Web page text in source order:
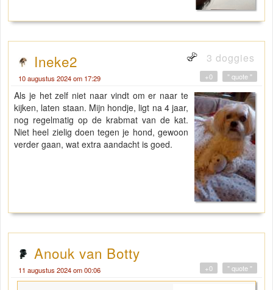
Ineke2 3 doggies
10 augustus 2024 om 17:29 " quote "
+0
Als je het zelf niet naar vindt om er naar te
kijken, laten staan. Mijn hondje, ligt na 4 jaar,
nog regelmatig op de krabmat van de kat.
Niet heel zielig doen tegen je hond, gewoon
verder gaan, wat extra aandacht is goed.
Anouk van Botty
11 augustus 2024 om 00:06 " quote "
+0